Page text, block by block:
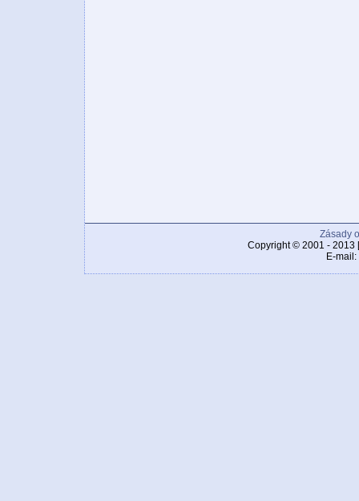
Zásady
Copyright © 2001 - 2013
E-mail: